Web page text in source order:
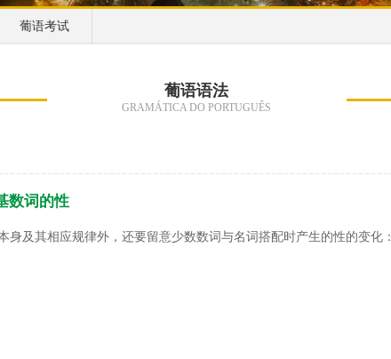
葡语考试
葡语语法
GRAMÁTICA DO PORTUGUÊS
数词的性
及其相应规律外，还要留意少数数词与名词搭配时产生的性的变化：